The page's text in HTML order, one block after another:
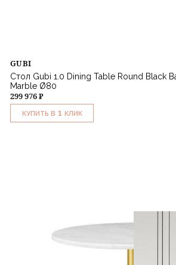
GUBI
Стол Gubi 1.0 Dining Table Round Black
Marble Ø80
299 976 ₽
КУПИТЬ В 1 КЛИК